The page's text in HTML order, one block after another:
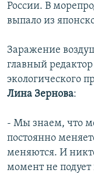
России. В
выпало из
Заражение
главный
экологического
Лина Зернова:
- Мы знаем, что
постоянно
меняются. И
момент не